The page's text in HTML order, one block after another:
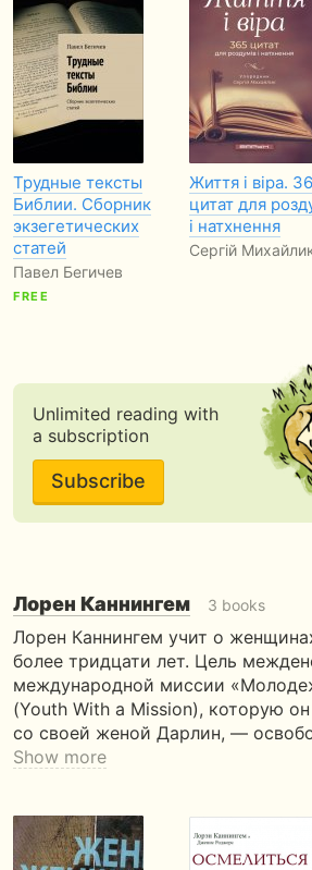
Трудные тексты
Библии. Сборник
экзегетических
статей
Павел Бегичев
FREE
Життя і віра.
цитат для
і натхнення
Сергій
Unlimited reading with
a subscription
Subscribe
Лорен Каннингем 3 books
Лорен Каннингем учит о
более тридцати лет. Цель
международной миссии
(Youth With a Mission), которую
со своей женой Дарлин, —
Show more